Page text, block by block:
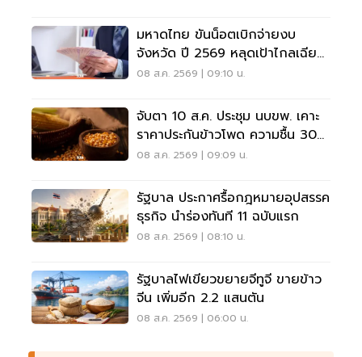
มหาดไทย ขันน็อตเบิกจ่ายงบ
จังหวัด ปี 2569 หลุดเป้าไกลเฉียด
40%
08 ส.ค. 2569 | 09:10 น.
จับตา 10 ส.ค. ประชุม นบขพ. เคาะ
ราคาประกันข้าวโพด ความชื้น 30%
ราคา 7.50 บาทต่อกิโลกรัม
08 ส.ค. 2569 | 09:09 น.
รัฐบาล ประกาศรื้อกฎหมายอุปสรรค
ธุรกิจ นำร่องทันที 11 ฉบับแรก
08 ส.ค. 2569 | 08:10 น.
รัฐบาลไฟเขียวขยายจีทูจี ขายข้าว
จีน เพิ่มอีก 2.2 แสนตัน
08 ส.ค. 2569 | 06:00 น.